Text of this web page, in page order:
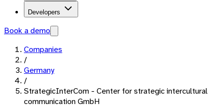
Developers
Book a demo
Companies
/
Germany
/
StrategicInterCom - Center for strategic intercultural
communication GmbH